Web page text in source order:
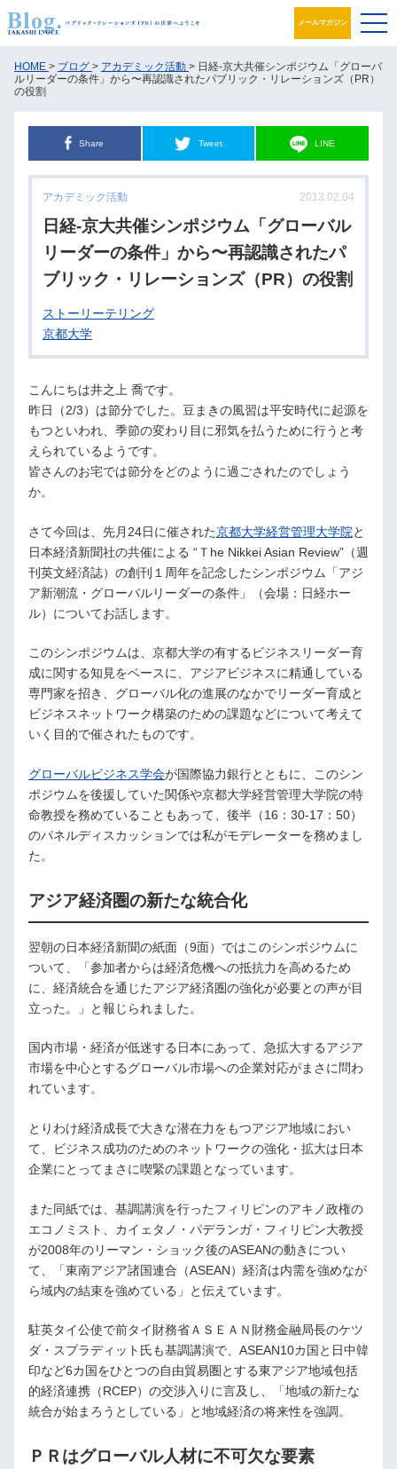
メールマガジン
ブログ
パブリック・リレーションズとは
アカデミック活動
井之上PRグループ
お問合せ
HOME > ブログ > アカデミック活動 > 日経-京大共催シンポジウム「グローバ
ルリーダーの条件」から〜再認識されたパブリック・リレーションズ（PR）
の役割
Share Tweet LINE
アカデミック活動 2013.02.04
日経-京大共催シンポジウム「グローバル
リーダーの条件」から〜再認識されたパ
ブリック・リレーションズ（PR）の役割
ストーリーテリング
京都大学
こんにちは井之上 喬です。
昨日（2/3）は節分でした。豆まきの風習は平安時代に起源を
もつといわれ、季節の変わり目に邪気を払うために行うと考
えられているようです。
皆さんのお宅では節分をどのように過ごされたのでしょう
か。
さて今回は、先月24日に催された京都大学経営管理大学院と
日本経済新聞社の共催による “Ｔhe Nikkei Asian Review”（週
刊英文経済誌）の創刊１周年を記念したシンポジウム「アジ
ア新潮流・グローバルリーダーの条件」（会場：日経ホー
ル）についてお話します。
このシンポジウムは、京都大学の有するビジネスリーダー育
成に関する知見をベースに、アジアビジネスに精通している
専門家を招き、グローバル化の進展のなかでリーダー育成と
ビジネスネットワーク構築のための課題などについて考えて
いく目的で催されたものです。
グローバルビジネス学会が国際協力銀行とともに、このシン
ポジウムを後援していた関係や京都大学経営管理大学院の特
命教授を務めていることもあって、後半（16：30-17：50）
のパネルディスカッションでは私がモデレーターを務めまし
た。
アジア経済圏の新たな統合化
翌朝の日本経済新聞の紙面（9面）ではこのシンポジウムに
ついて、「参加者からは経済危機への抵抗力を高めるため
に、経済統合を通じたアジア経済圏の強化が必要との声が目
立った。」と報じられました。
国内市場・経済が低迷する日本にあって、急拡大するアジア
市場を中心とするグローバル市場への企業対応がまさに問わ
れています。
とりわけ経済成長で大きな潜在力をもつアジア地域におい
て、ビジネス成功のためのネットワークの強化・拡大は日本
企業にとってまさに喫緊の課題となっています。
また同紙では、基調講演を行ったフィリピンのアキノ政権の
エコノミスト、カイェタノ・パデランガ・フィリピン大教授
が2008年のリーマン・ショック後のASEANの動きについ
て、「東南アジア諸国連合（ASEAN）経済は内需を強めなが
ら域内の結束を強めている」と伝えています。
駐英タイ公使で前タイ財務省ＡＳＥＡＮ財務金融局長のケツ
ダ・スプラディット氏も基調講演で、ASEAN10カ国と日中韓
印など6カ国をひとつの自由貿易圏とする東アジア地域包括
的経済連携（RCEP）の交渉入りに言及し、「地域の新たな
統合が始まろうとしている」と地域経済の将来性を強調。
ＰＲはグローバル人材に不可欠な要素